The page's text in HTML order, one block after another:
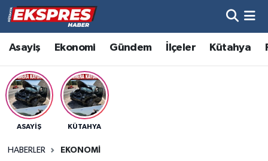
Asayiş Ekonomi Gündem İlçeler Kütahya
ASAYIŞ KÜTAHYA
HABERLER EKONOMI
Altıntaş
Asayiş
Aslanapa
Hava Durumu
Trafik Durumu
Süper Lig Puan Durumu ve Fikstür